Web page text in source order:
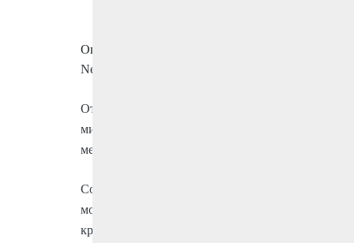
Описание
New Golden Mile, апартаменты на берегу моря
Откройте для себя идеальное сочетание
минутах ходьбы от нетронутых берегов New
меблированная жемчужина предлагает
Cosmo Beach славится своей потрясающей
море, а также впечатляющим входом в атриум с
круглогодичного комфорта и полностью